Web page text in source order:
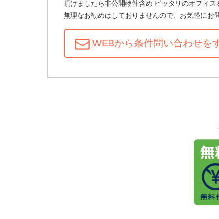
頂けましたら非公開物件含め ピッタリのオフィ
無理なお勧めはしておりませんので、お気軽にお
WEBから条件問い合わせを